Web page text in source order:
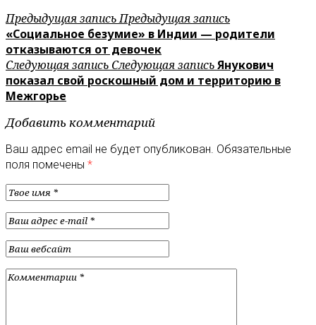
Предыдущая записьПредыдущая запись
«Социальное безумие» в Индии — родители
отказываются от девочек
Следующая запись Следующая записьЯнукович
показал свой роскошный дом и территорию в
Межгорье
Добавить комментарий
Ваш адрес email не будет опубликован. Обязательные
поля помечены *